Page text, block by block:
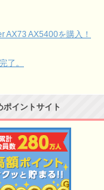
AX73 AX5400を購入！
了。
ポイントサイト